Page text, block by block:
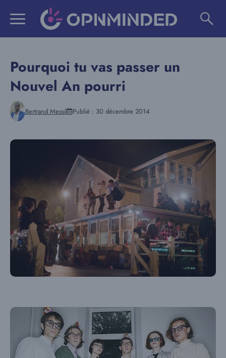
Pourquoi tu vas passer un
Nouvel An pourri
Bertrand Messi Publié : 30 décembre 2014